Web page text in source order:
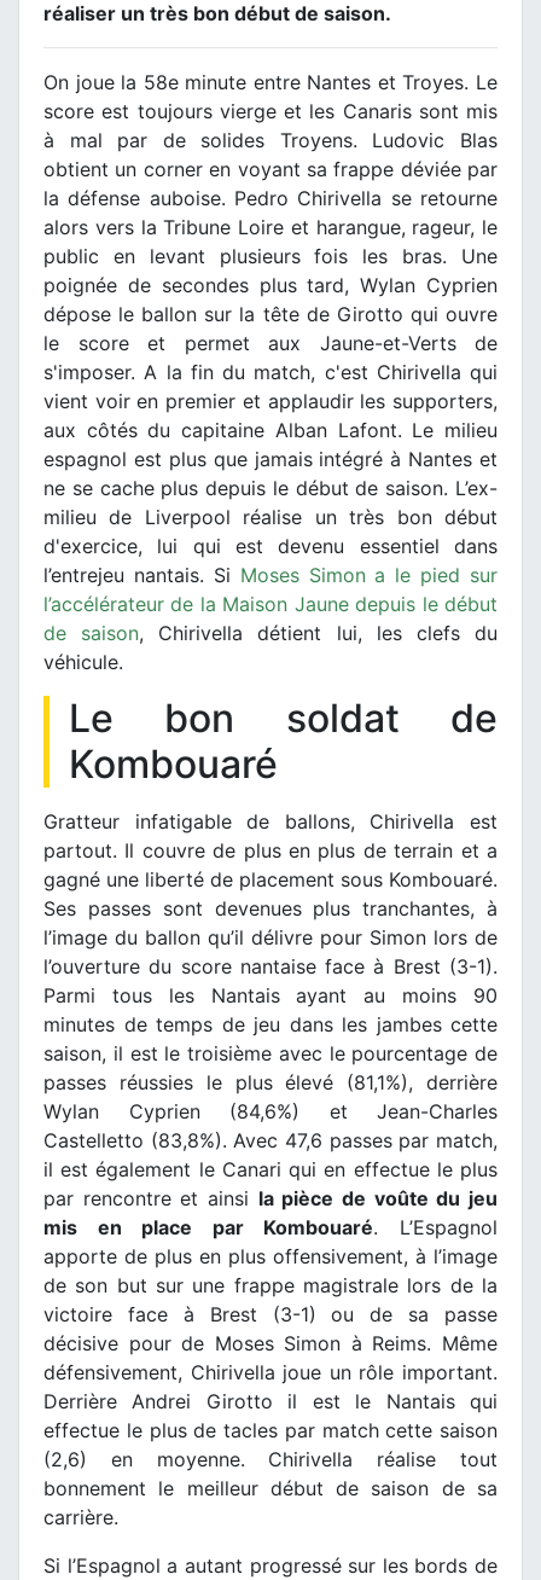
réaliser un très bon début de saison.
On joue la 58e minute entre Nantes et Troyes. Le
score est toujours vierge et les Canaris sont mis
à mal par de solides Troyens. Ludovic Blas
obtient un corner en voyant sa frappe déviée par
la défense auboise. Pedro Chirivella se retourne
alors vers la Tribune Loire et harangue, rageur, le
public en levant plusieurs fois les bras. Une
poignée de secondes plus tard, Wylan Cyprien
dépose le ballon sur la tête de Girotto qui ouvre
le score et permet aux Jaune-et-Verts de
s'imposer. A la fin du match, c'est Chirivella qui
vient voir en premier et applaudir les supporters,
aux côtés du capitaine Alban Lafont. Le milieu
espagnol est plus que jamais intégré à Nantes et
ne se cache plus depuis le début de saison. L’ex-
milieu de Liverpool réalise un très bon début
d'exercice, lui qui est devenu essentiel dans
l’entrejeu nantais. Si Moses Simon a le pied sur
l’accélérateur de la Maison Jaune depuis le début
de saison, Chirivella détient lui, les clefs du
véhicule.
Le bon soldat de
Kombouaré
Gratteur infatigable de ballons, Chirivella est
partout. Il couvre de plus en plus de terrain et a
gagné une liberté de placement sous Kombouaré.
Ses passes sont devenues plus tranchantes, à
l’image du ballon qu’il délivre pour Simon lors de
l’ouverture du score nantaise face à Brest (3-1).
Parmi tous les Nantais ayant au moins 90
minutes de temps de jeu dans les jambes cette
saison, il est le troisième avec le pourcentage de
passes réussies le plus élevé (81,1%), derrière
Wylan Cyprien (84,6%) et Jean-Charles
Castelletto (83,8%). Avec 47,6 passes par match,
il est également le Canari qui en effectue le plus
par rencontre et ainsi la pièce de voûte du jeu
mis en place par Kombouaré. L’Espagnol
apporte de plus en plus offensivement, à l’image
de son but sur une frappe magistrale lors de la
victoire face à Brest (3-1) ou de sa passe
décisive pour de Moses Simon à Reims. Même
défensivement, Chirivella joue un rôle important.
Derrière Andrei Girotto il est le Nantais qui
effectue le plus de tacles par match cette saison
(2,6) en moyenne. Chirivella réalise tout
bonnement le meilleur début de saison de sa
carrière.
Si l’Espagnol a autant progressé sur les bords de